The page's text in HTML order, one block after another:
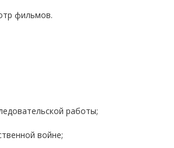
фильмов.
работы;
войне;